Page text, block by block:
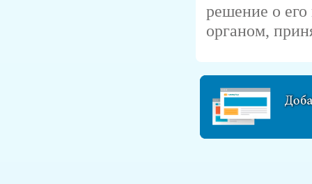
решение о
органом,